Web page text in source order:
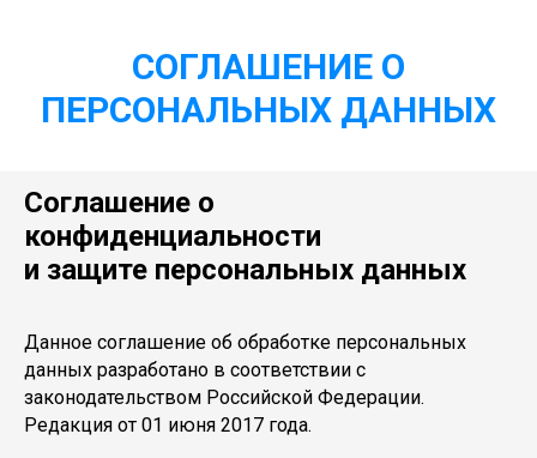
СОГЛАШЕНИЕ О
ПЕРСОНАЛЬНЫХ ДАННЫХ
Соглашение о
конфиденциальности
и защите персональных данных
Данное соглашение об обработке персональных
данных разработано в соответствии с
законодательством Российской Федерации.
Редакция от 01 июня 2017 года.